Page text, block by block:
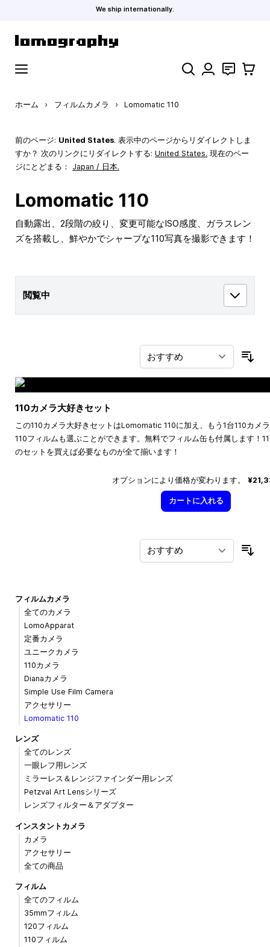
We ship internationally.
検索 お問い合わ
カート
ホーム › フィルムカメラ › Lomomatic 110
前のページ: United States. 表示中のページからリダイレクトしま
すか？ 次のリンクにリダイレクトする: United States. 現在のペー
ジにとどまる： Japan / 日本.
Lomomatic 110
自動露出、2段階の絞り、変更可能なISO感度、ガラスレン
ズを搭載し、鮮やかでシャープな110写真を撮影できます！
閲覧中
110カメラ大好きセット
この110カメラ大好きセットはLomomatic 110に加え、もう1台110カメ
110フィルムも選ぶことができます。無料でフィルム缶も付属します！
のセットを買えば必要なものが全て揃います！
オプションにより価格が変わります。
カートに入れる
フィルムカメラ
全てのカメラ
LomoApparat
定番カメラ
ユニークカメラ
110カメラ
Dianaカメラ
Simple Use Film Camera
アクセサリー
Lomomatic 110
レンズ
全てのレンズ
一眼レフ用レンズ
ミラーレス＆レンジファインダー用レンズ
Petzval Art Lensシリーズ
レンズフィルター＆アダプター
インスタントカメラ
カメラ
アクセサリー
全ての商品
フィルム
全てのフィルム
35mmフィルム
120フィルム
110フィルム